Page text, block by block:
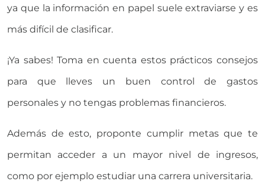
ya que la información en papel suele extraviarse y es
más difícil de clasificar.
¡Ya sabes! Toma en cuenta estos prácticos consejos
para que lleves un buen control de gastos
personales y no tengas problemas financieros.
Además de esto, proponte cumplir metas que te
permitan acceder a un mayor nivel de ingresos,
como por ejemplo estudiar una carrera universitaria.